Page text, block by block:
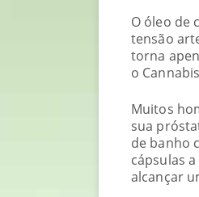
O óleo de
tensão
torna
o
Muitos
sua
de banho
cápsulas
alcançar